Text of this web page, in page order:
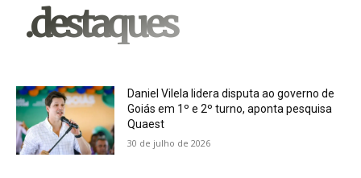
.destaques
Daniel Vilela lidera disputa ao governo de
Goiás em 1º e 2º turno, aponta pesquisa
Quaest
30 de julho de 2026